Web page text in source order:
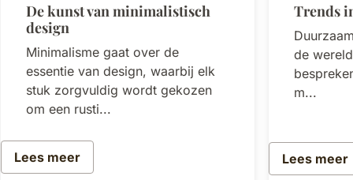
De kunst van minimalistisch
design
Minimalisme gaat over de
essentie van design, waarbij elk
stuk zorgvuldig wordt gekozen
om een rusti...
Lees meer
Trends
de
m...
Lees meer